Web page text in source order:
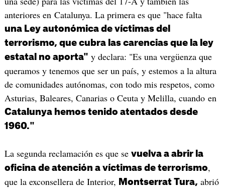
anteriores en Catalunya. La primera es que "hace falta
una Ley autonómica de víctimas del
terrorismo, que cubra las carencias que la ley
estatal no aporta" y declara: "Es una vergüenza que
queramos y tenemos que ser un país, y estemos a la altura
de comunidades autónomas, con todo mis respetos, como
Asturias, Baleares, Canarias o Ceuta y Melilla, cuando en
Catalunya hemos tenido atentados desde
1960."
La segunda reclamación es que se vuelva a abrir la
oficina de atención a víctimas de terrorismo,
que la exconsellera de Interior,
Montserrat Tura, abrió